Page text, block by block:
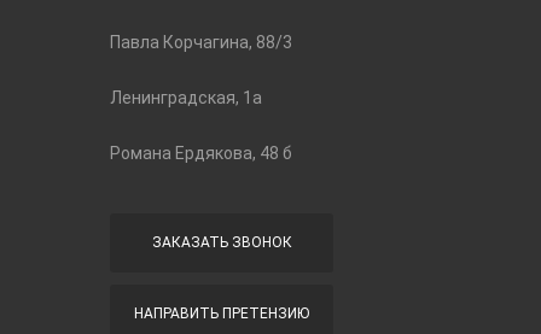
Павла Корчагина, 88/3
Ленинградская, 1а
Романа Ердякова, 48 б
ЗАКАЗАТЬ ЗВОНОК
НАПРАВИТЬ ПРЕТЕНЗИЮ